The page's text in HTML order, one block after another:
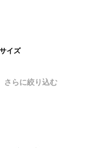
イズ
さらに絞り込む